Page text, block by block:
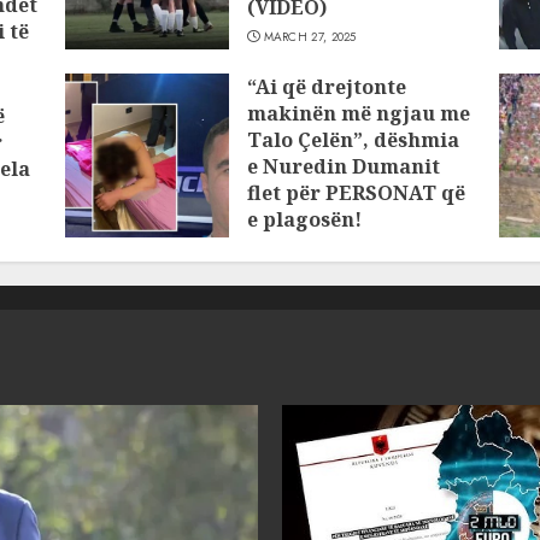
të
(VIDEO)
MARCH 27, 2025
“Ai që drejtonte
makinën më ngjau me
Talo Çelën”, dëshmia
e Nuredin Dumanit
flet për PERSONAT që
e plagosën!